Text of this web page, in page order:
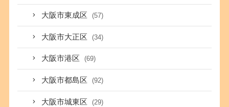
大阪市東成区 (57)
大阪市大正区 (34)
大阪市港区 (69)
大阪市都島区 (92)
大阪市城東区 (29)